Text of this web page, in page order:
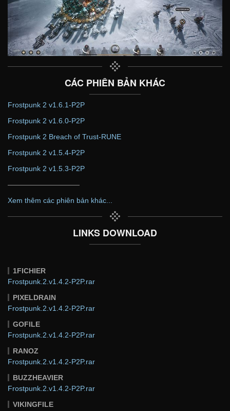
CÁC PHIÊN BẢN KHÁC
Frostpunk 2 v1.6.1-P2P
Frostpunk 2 v1.6.0-P2P
Frostpunk 2 Breach of Trust-RUNE
Frostpunk 2 v1.5.4-P2P
Frostpunk 2 v1.5.3-P2P
——————————
Xem thêm các phiên bản khác...
LINKS DOWNLOAD
1FICHIER
Frostpunk.2.v1.4.2-P2P.rar
PIXELDRAIN
Frostpunk.2.v1.4.2-P2P.rar
GOFILE
Frostpunk.2.v1.4.2-P2P.rar
RANOZ
Frostpunk.2.v1.4.2-P2P.rar
BUZZHEAVIER
Frostpunk.2.v1.4.2-P2P.rar
VIKINGFILE